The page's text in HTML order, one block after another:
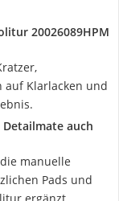
‎20026089HPM
auf Klarlacken und
auch
manuelle
Pads und